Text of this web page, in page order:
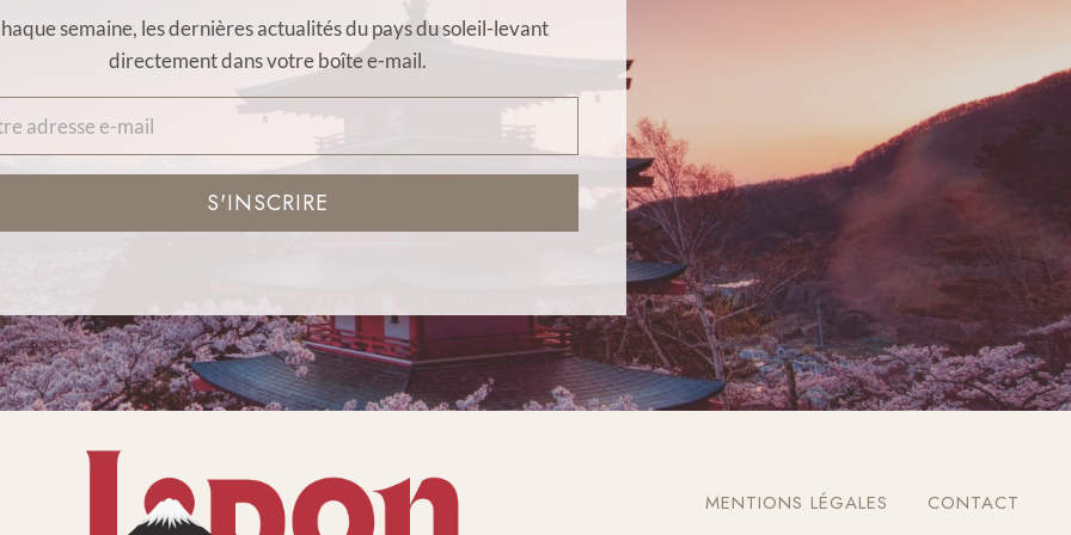
semaine, les dernières actualités du pays du soleil-levant
directement dans votre boîte e-mail.
S'INSCRIRE
MENTIONS LÉGALES CONTACT